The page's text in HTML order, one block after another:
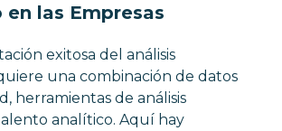
las Empresas
exitosa del análisis
una combinación de datos
herramientas de análisis
analítico. Aquí hay